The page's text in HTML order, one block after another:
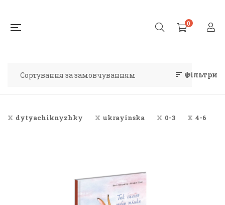
0
Фільтри
dytyachiknyzhky ukrayinska 0-3 4-6